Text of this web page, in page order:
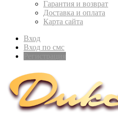
Гарантия и возврат
Доставка и оплата
Карта сайта
Вход
Вход по смс